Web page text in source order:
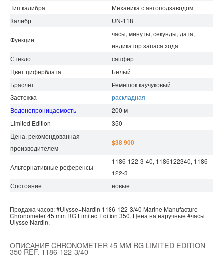
Тип калибра
Механика с автоподзаводом
Калибр
UN-118
Функции
часы, минуты, секунды, дата,
индикатор запаса хода
Стекло
сапфир
Цвет циферблата
Белый
Браслет
Ремешок каучуковый
Застежка
раскладная
Водонепроницаемость
200 м
Limited Edition
350
Цена, рекомендованная
производителем
$38 900
Альтернативные референсы
1186-122-3-40, 1186122340, 1186-
122-3
Состояние
новые
Продажа часов:#Ulysse+Nardin 1186-122-3/40 Marine Manufacture
Chronometer 45 mm RG Limited Edition 350. Цена на наручные #часы
Ulysse Nardin.
ОПИСАНИЕ CHRONOMETER 45 MM RG LIMITED EDITION
350 REF. 1186-122-3/40